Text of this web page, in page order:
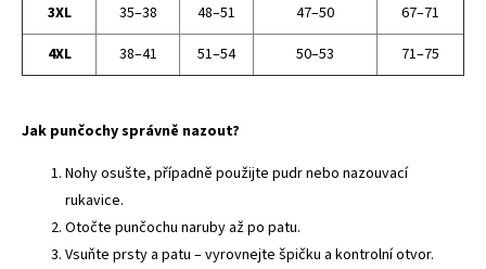
3XL
35–38 48–51 47–50
67–71
4XL
38–41 51–54 50–53 71–75
Jak punčochy správně nazout?
Nohy osušte, případně použijte pudr nebo nazouvací
rukavice.
Otočte punčochu naruby až po patu.
Vsuňte prsty a patu – vyrovnejte špičku a kontrolní otvor.